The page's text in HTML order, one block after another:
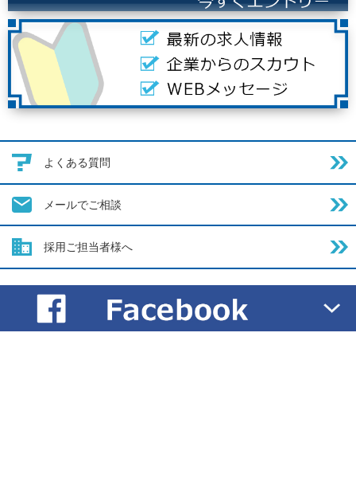
よくある質問
メールでご相談
採用ご担当者様へ